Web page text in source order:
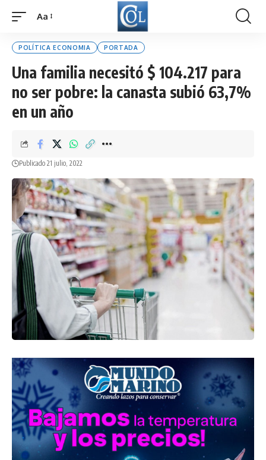
Font
Aa
POLÍTICA ECONOMIA PORTADA
Una familia necesitó $ 104.217 para
no ser pobre: la canasta subió 63,7%
en un año
Publicado 21 julio, 2022